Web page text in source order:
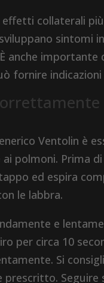
collaterali
sintomi
anche
fornire
Ventolin è
polmoni. Prima
ed espira
le labbra.
e
per circa 10
Si